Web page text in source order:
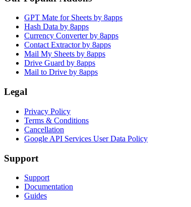
GPT Mate for Sheets by 8apps
Hash Data by 8apps
Currency Converter by 8apps
Contact Extractor by 8apps
Mail My Sheets by 8apps
Drive Guard by 8apps
Mail to Drive by 8apps
Legal
Privacy Policy
Terms & Conditions
Cancellation
Google API Services User Data Policy
Support
Support
Documentation
Guides